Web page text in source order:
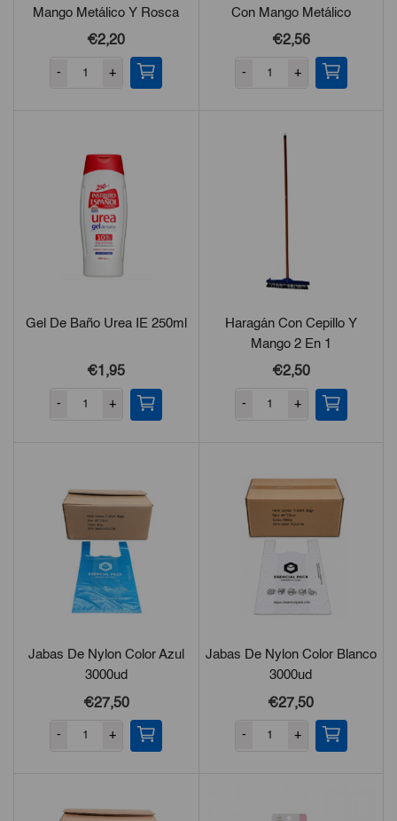
Mango Metálico Y Rosca
Resistente
€2,20
- +
Con Mango Metálico
Resistente
€2,56
- +
Gel De Baño Urea IE 250ml
€1,95
- +
Haragán Con Cepillo Y
Mango 2 En 1
€2,50
- +
Jabas De Nylon Color Azul
3000ud
€27,50
- +
Jabas De Nylon Color Blanco
3000ud
€27,50
- +